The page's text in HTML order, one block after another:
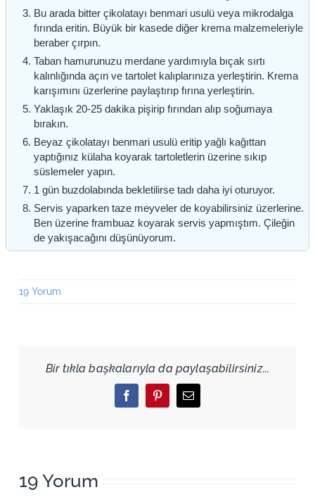
Bu arada bitter çikolatayı benmari usulü veya mikrodalga
fırında eritin. Büyük bir kasede diğer krema malzemeleriyle
beraber çırpın.
Taban hamurunuzu merdane yardımıyla bıçak sırtı
kalınlığında açın ve tartolet kalıplarınıza yerleştirin. Krema
karışımını üzerlerine paylaştırıp fırına yerleştirin.
Yaklaşık 20-25 dakika pişirip fırından alıp soğumaya
bırakın.
Beyaz çikolatayı benmari usulü eritip yağlı kağıttan
yaptığınız külaha koyarak tartoletlerin üzerine sıkıp
süslemeler yapın.
1 gün buzdolabında bekletilirse tadı daha iyi oturuyor.
Servis yaparken taze meyveler de koyabilirsiniz üzerlerine.
Ben üzerine frambuaz koyarak servis yapmıştım. Çileğin
de yakışacağını düşünüyorum.
19 Yorum
Bir tıkla başkalarıyla da paylaşabilirsiniz...
FacebookPinterestEmail
19 Yorum